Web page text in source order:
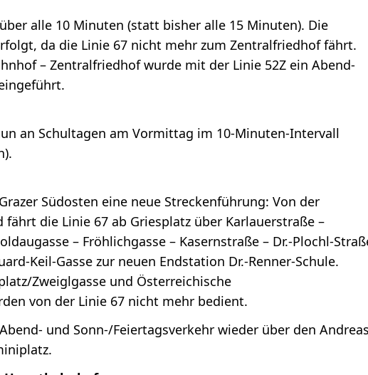
alle 10 Minuten (statt bisher alle 15 Minuten). Die
da die Linie 67 nicht mehr zum Zentralfriedhof fährt.
– Zentralfriedhof wurde mit der Linie 52Z ein Abend-
an Schultagen am Vormittag im 10-Minuten-Intervall
Südosten eine neue Streckenführung: Von der
die Linie 67 ab Griesplatz über Karlauerstraße –
– Fröhlichgasse – Kasernstraße – Dr.-Plochl-
Keil-Gasse zur neuen Endstation Dr.-Renner-Schule.
Zweiglgasse und Österreichische
von der Linie 67 nicht mehr bedient.
und Sonn-/Feiertagsverkehr wieder über den